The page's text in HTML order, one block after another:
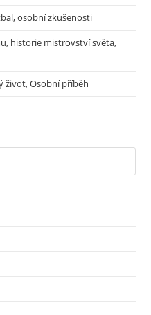
osobní zkušenosti
historie mistrovství světa,
život, Osobní příběh